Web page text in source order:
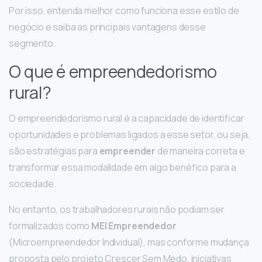
Por isso, entenda melhor como funciona esse estilo de
negócio e saiba as principais vantagens desse
segmento.
O que é empreendedorismo
rural?
O empreendedorismo rural é a capacidade de identificar
oportunidades e problemas ligados a esse setor, ou seja,
são estratégias para empreender de maneira correta e
transformar essa modalidade em algo benéfico para a
sociedade.
No entanto, os trabalhadores rurais não podiam ser
formalizados como MEI Empreendedor
(Microempreendedor Individual), mas conforme mudança
proposta pelo projeto Crescer Sem Medo, iniciativas